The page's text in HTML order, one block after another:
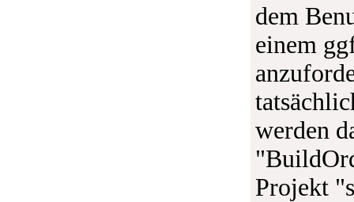
dem
einem
werden
Projekt